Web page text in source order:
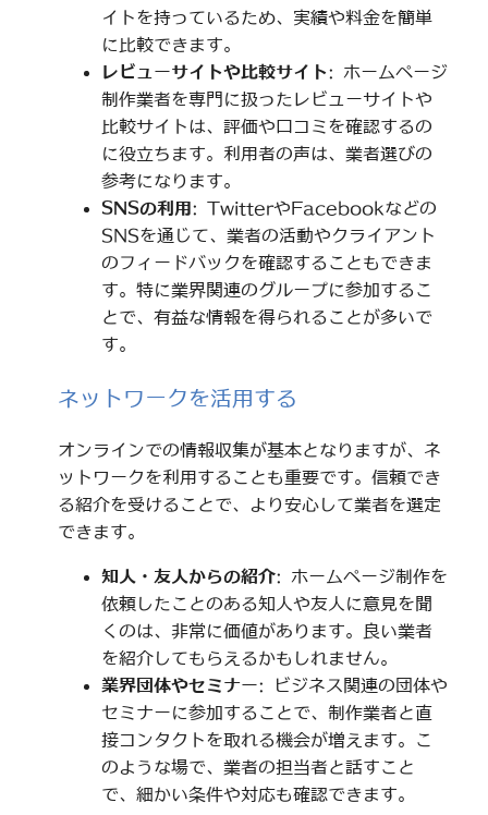
イトを持っているため、実績や料金を簡単
に比較できます。
レビューサイトや比較サイト: ホームページ
制作業者を専門に扱ったレビューサイトや
比較サイトは、評価や口コミを確認するの
に役立ちます。利用者の声は、業者選びの
参考になります。
SNSの利用 : TwitterやFacebookなどの
SNSを通じて、業者の活動やクライアント
のフィードバックを確認することもできま
す。特に業界関連のグループに参加するこ
とで、有益な情報を得られることが多いで
す。
ネットワークを活用する
オンラインでの情報収集が基本となりますが、ネ
ットワークを利用することも重要です。信頼でき
る紹介を受けることで、より安心して業者を選定
できます。
知人・友人からの紹介: ホームページ制作を
依頼したことのある知人や友人に意見を聞
くのは、非常に価値があります。良い業者
を紹介してもらえるかもしれません。
業界団体やセミナー: ビジネス関連の団体や
セミナーに参加することで、制作業者と直
接コンタクトを取れる機会が増えます。こ
のような場で、業者の担当者と話すこと
で、細かい条件や対応も確認できます。